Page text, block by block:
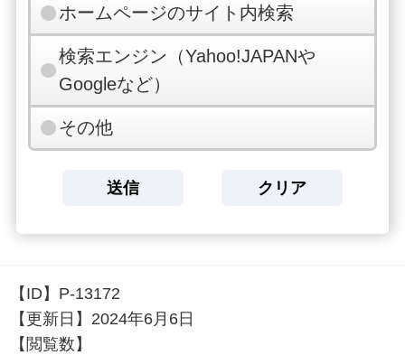
ホームページのサイト内検索
検索エンジン（Yahoo!JAPANや
Googleなど）
その他
【ID】 P-13172
【更新日】 2024年6月6日
【閲覧数】